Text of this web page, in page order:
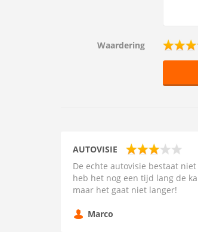
Waardering
AUTOVISIE
De echte autovisie bestaat
heb het nog een tijd lang de
maar het gaat niet langer!
Marco